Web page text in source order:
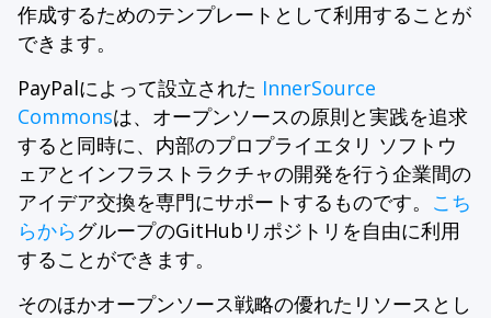
作成するためのテンプレートとして利用することが
できます。
PayPalによって設立された InnerSource
Commonsは、オープンソースの原則と実践を追求
すると同時に、内部のプロプライエタリ ソフトウ
ェアとインフラストラクチャの開発を行う企業間の
アイデア交換を専門にサポートするものです。 こち
らからグループのGitHubリポジトリを自由に利用
することができます。
そのほかオープンソース戦略の優れたリソースとし